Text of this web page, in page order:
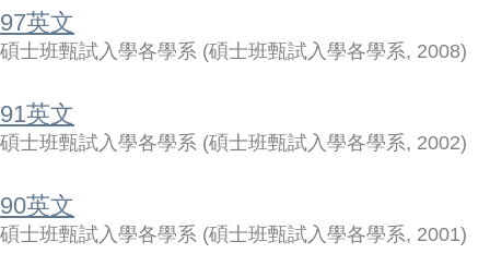
97英文
碩士班甄試入學各學系 (碩士班甄試入學各學系, 2008)
91英文
碩士班甄試入學各學系 (碩士班甄試入學各學系, 2002)
90英文
碩士班甄試入學各學系 (碩士班甄試入學各學系, 2001)